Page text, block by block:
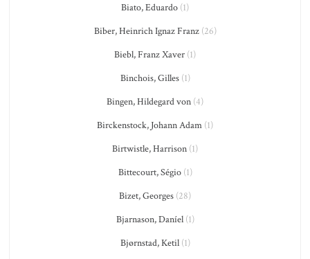
Biato, Eduardo (1)
Biber, Heinrich Ignaz Franz(26)
Biebl, Franz Xaver (1)
Binchois, Gilles(1)
Bingen, Hildegard von (4)
Birckenstock, Johann Adam (1)
Birtwistle, Harrison (1)
Bittecourt, Ségio(1)
Bizet, Georges (28)
Bjarnason, Daníel(1)
Bjørnstad, Ketil(1)